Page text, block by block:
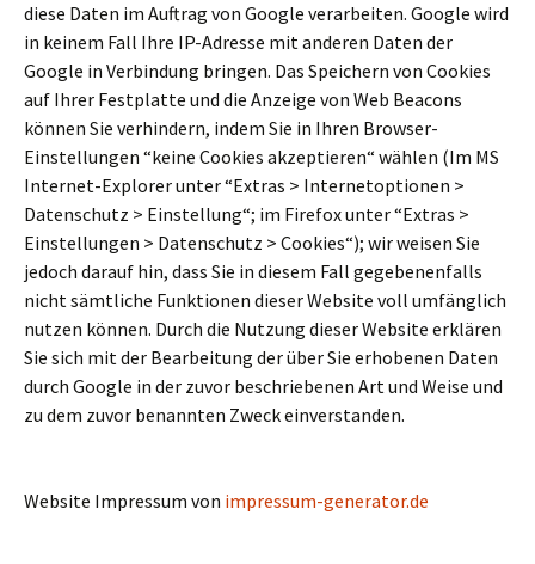
diese Daten im Auftrag von Google verarbeiten. Google wird
in keinem Fall Ihre IP-Adresse mit anderen Daten der
Google in Verbindung bringen. Das Speichern von Cookies
auf Ihrer Festplatte und die Anzeige von Web Beacons
können Sie verhindern, indem Sie in Ihren Browser-
Einstellungen “keine Cookies akzeptieren“ wählen (Im MS
Internet-Explorer unter “Extras > Internetoptionen >
Datenschutz > Einstellung“; im Firefox unter “Extras >
Einstellungen > Datenschutz > Cookies“); wir weisen Sie
jedoch darauf hin, dass Sie in diesem Fall gegebenenfalls
nicht sämtliche Funktionen dieser Website voll umfänglich
nutzen können. Durch die Nutzung dieser Website erklären
Sie sich mit der Bearbeitung der über Sie erhobenen Daten
durch Google in der zuvor beschriebenen Art und Weise und
zu dem zuvor benannten Zweck einverstanden.
Website Impressum von impressum-generator.de